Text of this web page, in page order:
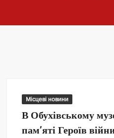
Місцеві новини
В Обухівському
пам’яті Героїв